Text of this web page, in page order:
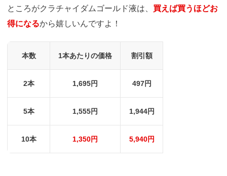
ところがクラチャイダムゴールド液は、 買えば買うほどお
得になるから嬉しいんですよ！
本数 1本あたりの価格 割引額
2本 1,695円 497円
5本 1,555円 1,944円
10本 1,350円 5,940円